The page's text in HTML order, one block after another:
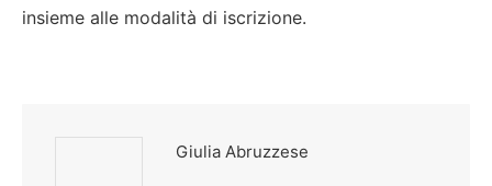
insieme alle modalità di iscrizione.
Giulia Abruzzese